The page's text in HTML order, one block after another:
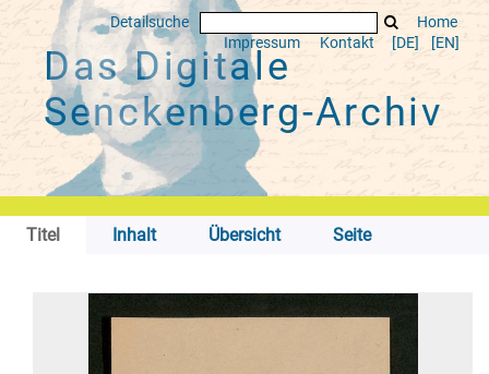
Detailsuche
Home
Impressum
Kontakt [DE] [EN]
Das Digitale
Senckenberg-Archiv
Titel Inhalt Übersicht Seite